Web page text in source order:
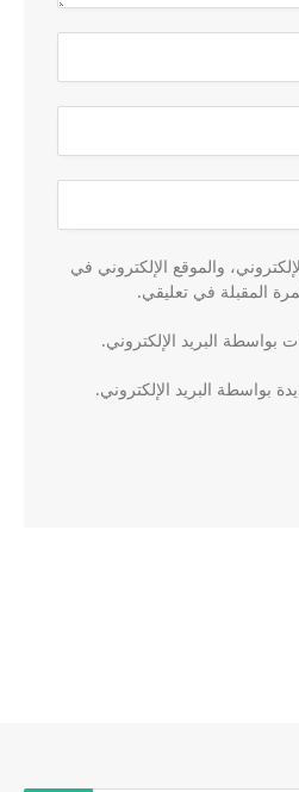
والموقع الإلكتروني في
المقبلة في تعليقي.
بواسطة البريد الإلكتروني.
بواسطة البريد الإلكتروني.